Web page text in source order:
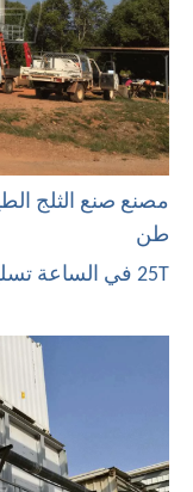
طن
25T في الساعة تسليم الثلج الطيني